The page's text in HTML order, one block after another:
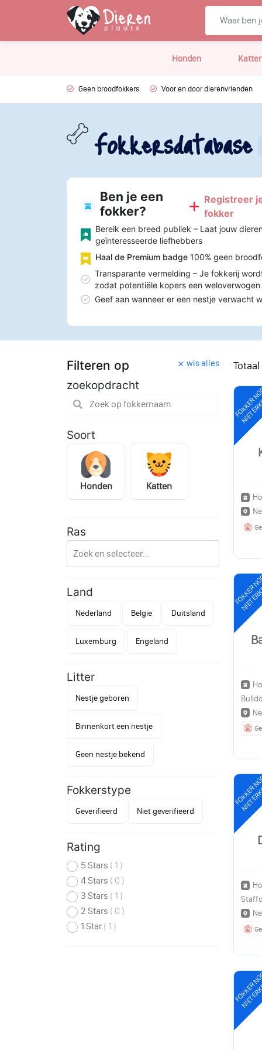
Honden
Geen broodfokkers Voor en door dierenvrienden
Fokkersdatabase
Ben je een
fokker?
Registreer
fokker
Bereik een breed publiek – Laat jouw
geïnteresseerde liefhebbers
Haal de Premium badge 100% geen
Transparante vermelding – Je fokkerij
zodat potentiële kopers een
Geef aan wanneer er een nestje verwacht
Filteren op wis alles
zoekopdracht
Soort
Honden Katten
Ras
Land
Nederland Belgie Duitsland
Luxemburg Engeland
Litter
Nestje geboren
Binnenkort een nestje
Geen nestje bekend
Fokkerstype
Geverifieerd Niet geverifieerd
Rating
5 Stars ( 1 )
4 Stars ( 0 )
3 Stars ( 1 )
2 Stars ( 0 )
1 Star ( 1 )
Totaal
FOKKER
NIET
FOKKER
NIET
FOKKER
NIET
FOKKER
NIET